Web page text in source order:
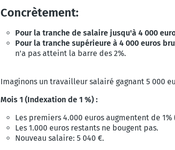
Concrètement:
Pour la tranche de salaire jusqu'à 4 000
Pour la tranche supérieure à 4 000 euros
n'a pas atteint la barre des 2%.
Imaginons un travailleur salairé gagnant 5 000
Mois 1 (Indexation de 1 %) :
Les premiers 4.000 euros augmentent de 1%
Les 1.000 euros restants ne bougent pas.
Nouveau salaire: 5 040 €.